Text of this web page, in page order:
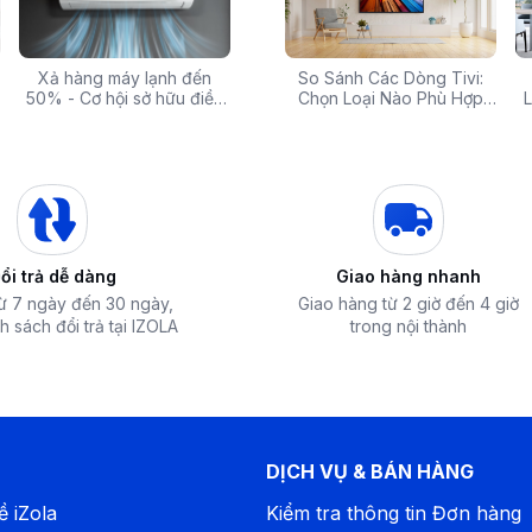
Với nhiệt độ không đổi 0 độ C, tấm
giữa các khu vực bên trong tủ, ngăn
Xả hàng máy lạnh đến
50% - Cơ hội sở hữu điều
Săn Sale Khủng: Hàng
Điện Máy Cao Cấp Giảm
Tivi
Top 10 máy lọc nước nóng
lạnh tốt nhất đáng mua
So Sánh Các Dòng Tivi:
Chọn Loại Nào Phù Hợp
trả dễ dàng
7 ngày đến 30 ngày,
sách đổi trả tại IZOLA
Giao hàng nhanh
Giao hàng từ 2 giờ đến 4 giờ
trong nội thành
iZola
DỊCH VỤ & BÁN HÀNG
Kiểm tra thông tin Đơn hàng